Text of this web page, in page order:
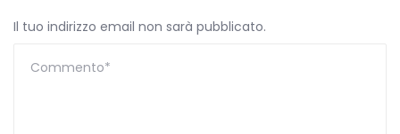
Il tuo indirizzo email non sarà pubblicato.